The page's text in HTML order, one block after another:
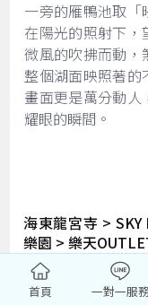
一旁的雁鴨池取
在陽光的照射下
微風的吹拂而動
整個湖面映照著的
畫面更是萬分動
耀眼的瞬間。
海東龍宮寺 >
樂園 > 樂天
：飯店內用
：機張烤
首頁 一對一服